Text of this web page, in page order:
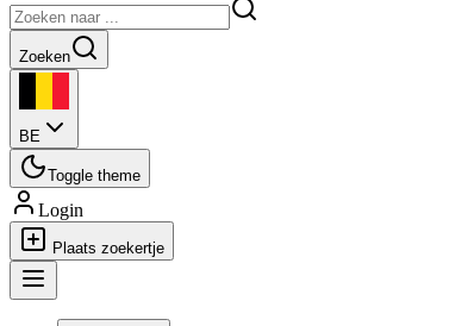
Zoeken
BE
Toggle theme
Login
Plaats zoekertje